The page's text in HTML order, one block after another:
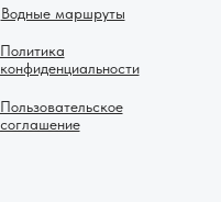
Пользовательское
соглашение
Политика
конфиденциальности
Водные маршруты